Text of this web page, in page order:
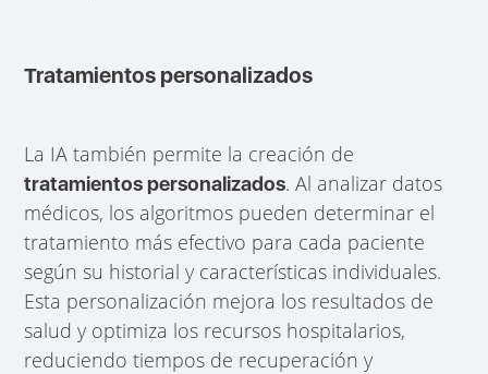
Tratamientos personalizados
La IA también permite la creación de
tratamientos personalizados. Al analizar datos
médicos, los algoritmos pueden determinar el
tratamiento más efectivo para cada paciente
según su historial y características individuales.
Esta personalización mejora los resultados de
salud y optimiza los recursos hospitalarios,
reduciendo tiempos de recuperación y